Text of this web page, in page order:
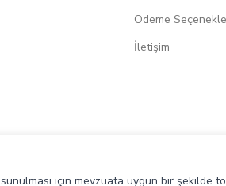
Ödeme
İletişim
için mevzuata uygun bir şekilde